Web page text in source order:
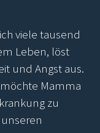
viele tausend
Leben, löst
und Angst aus.
Mamma
zu